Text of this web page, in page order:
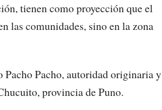
tienen como proyección que el
las comunidades, sino en la zona
Pacho, autoridad originaria y
provincia de Puno.